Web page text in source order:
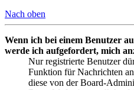
Nach oben
Wenn ich bei einem Benutzer
werde ich aufgefordert, mich
Nur registrierte Benutzer
Funktion für Nachrichten
diese von der Board-